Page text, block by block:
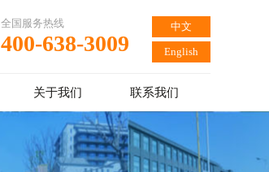
全国服务热线
400-638-3009
中文
English
关于我们 联系我们